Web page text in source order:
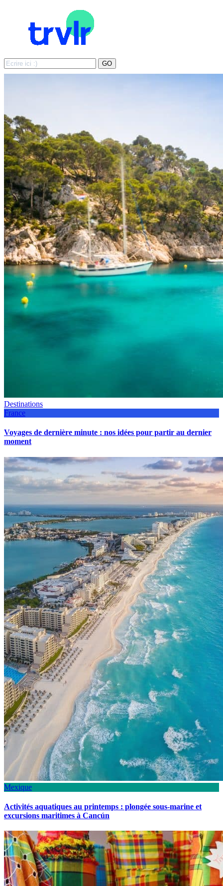
Search
for:
GO
Destinations
France
Voyages de dernière minute : nos idées pour partir au dernier
moment
Mexique
Activités aquatiques au printemps : plongée sous-marine et
excursions maritimes à Cancún